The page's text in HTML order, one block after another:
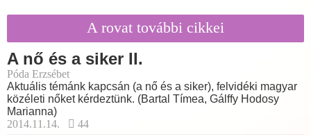
A rovat további cikkei
A nő és a siker II.
Póda Erzsébet
Aktuális témánk kapcsán (a nő és a siker), felvidéki magyar
közéleti nőket kérdeztünk. (Bartal Tímea, Gálffy Hodosy
Marianna)
2014.11.14.
44